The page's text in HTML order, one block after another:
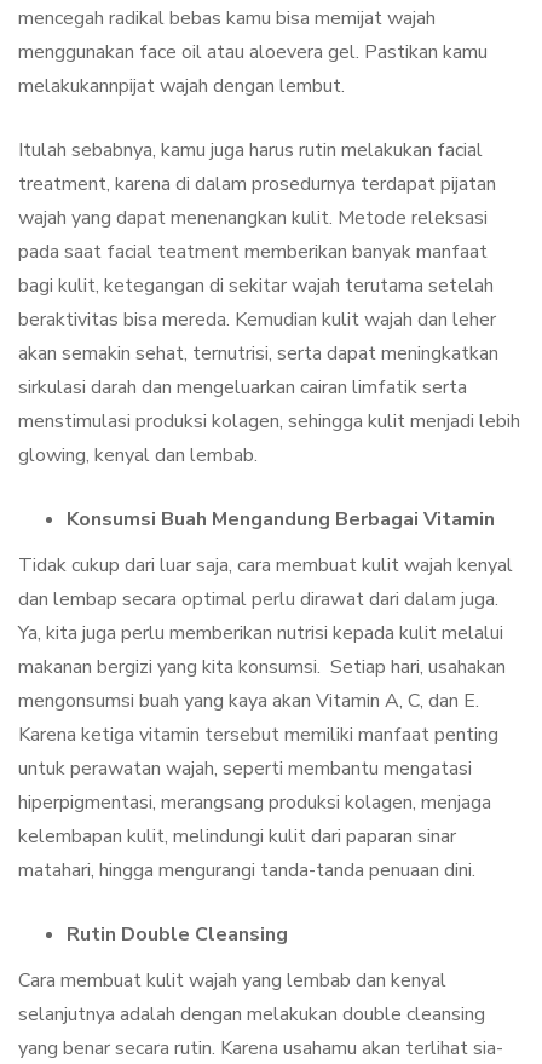
mencegah radikal bebas kamu bisa memijat wajah
menggunakan face oil atau aloevera gel. Pastikan kamu
melakukannpijat wajah dengan lembut.
Itulah sebabnya, kamu juga harus rutin melakukan facial
treatment, karena di dalam prosedurnya terdapat pijatan
wajah yang dapat menenangkan kulit. Metode releksasi
pada saat facial teatment memberikan banyak manfaat
bagi kulit, ketegangan di sekitar wajah terutama setelah
beraktivitas bisa mereda. Kemudian kulit wajah dan leher
akan semakin sehat, ternutrisi, serta dapat meningkatkan
sirkulasi darah dan mengeluarkan cairan limfatik serta
menstimulasi produksi kolagen, sehingga kulit menjadi lebih
glowing, kenyal dan lembab.
Konsumsi Buah Mengandung Berbagai Vitamin
Tidak cukup dari luar saja, cara membuat kulit wajah kenyal
dan lembap secara optimal perlu dirawat dari dalam juga.
Ya, kita juga perlu memberikan nutrisi kepada kulit melalui
makanan bergizi yang kita konsumsi. Setiap hari, usahakan
mengonsumsi buah yang kaya akan Vitamin A, C, dan E.
Karena ketiga vitamin tersebut memiliki manfaat penting
untuk perawatan wajah, seperti membantu mengatasi
hiperpigmentasi, merangsang produksi kolagen, menjaga
kelembapan kulit, melindungi kulit dari paparan sinar
matahari, hingga mengurangi tanda-tanda penuaan dini.
Rutin Double Cleansing
Cara membuat kulit wajah yang lembab dan kenyal
selanjutnya adalah dengan melakukan double cleansing
yang benar secara rutin. Karena usahamu akan terlihat sia-